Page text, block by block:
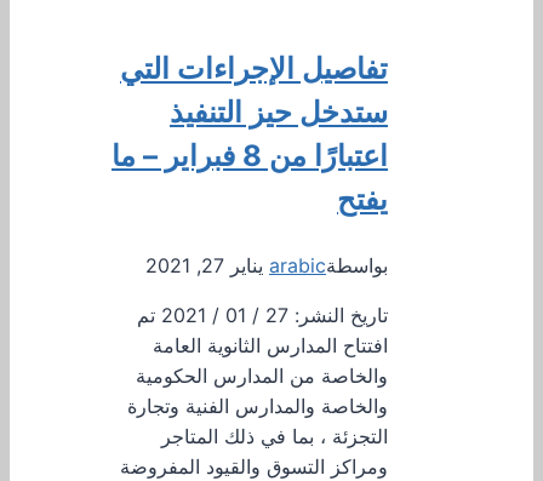
تفاصيل الإجراءات التي
ستدخل حيز التنفيذ
اعتبارًا من 8 فبراير – ما
يفتح
بواسطةarabic يناير 27, 2021
تاريخ النشر: 27 / 01 / 2021 تم
افتتاح المدارس الثانوية العامة
والخاصة من المدارس الحكومية
والخاصة والمدارس الفنية وتجارة
التجزئة ، بما في ذلك المتاجر
ومراكز التسوق والقيود المفروضة